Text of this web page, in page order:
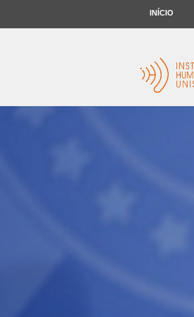
INÍCIO